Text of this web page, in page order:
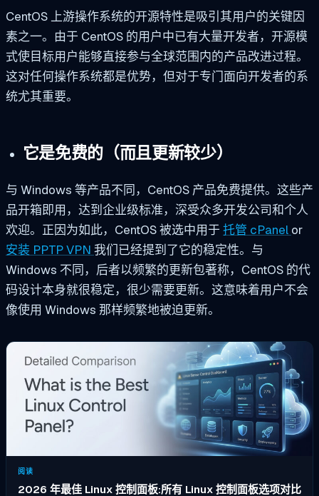
CentOS 上游操作系统的开源特性是吸引其用户的关键因
素之一。由于 CentOS 的用户中已有大量开发者，开源模
式使目标用户能够直接参与全球范围内的产品改进过程。
这对任何操作系统都是优势，但对于专门面向开发者的系
统尤其重要。
它是免费的（而且更新较少）
与 Windows 等产品不同，CentOS 产品免费提供。这些产
品开箱即用，达到企业级标准，深受众多开发公司和个人
欢迎。正因为如此，CentOS 被选中用于 托管 cPanel or
安装 PPTP VPN 我们已经提到了它的稳定性。与
Windows 不同，后者以频繁的更新包著称，CentOS 的代
码设计本身就很稳定，很少需要更新。这意味着用户不会
像使用 Windows 那样频繁地被迫更新。
阅读
2026 年最佳 Linux 控制面板:所有 Linux 控制面板选项对比